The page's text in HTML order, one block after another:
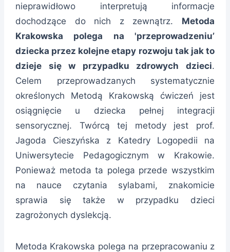
nieprawidłowo interpretują informacje
dochodzące do nich z zewnątrz. Metoda
Krakowska polega na 'przeprowadzeniu’
dziecka przez kolejne etapy rozwoju tak jak to
dzieje się w przypadku zdrowych dzieci.
Celem przeprowadzanych systematycznie
określonych Metodą Krakowską ćwiczeń jest
osiągnięcie u dziecka pełnej integracji
sensorycznej. Twórcą tej metody jest prof.
Jagoda Cieszyńska z Katedry Logopedii na
Uniwersytecie Pedagogicznym w Krakowie.
Ponieważ metoda ta polega przede wszystkim
na nauce czytania sylabami, znakomicie
sprawia się także w przypadku dzieci
zagrożonych dyslekcją.
Metoda Krakowska polega na przepracowaniu z